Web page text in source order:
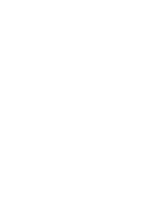
Pack Black Grey